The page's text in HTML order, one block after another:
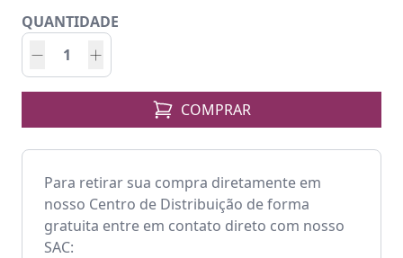
QUANTIDADE
COMPRAR
Para retirar sua compra diretamente em
nosso Centro de Distribuição de forma
gratuita entre em contato direto com nosso
SAC: